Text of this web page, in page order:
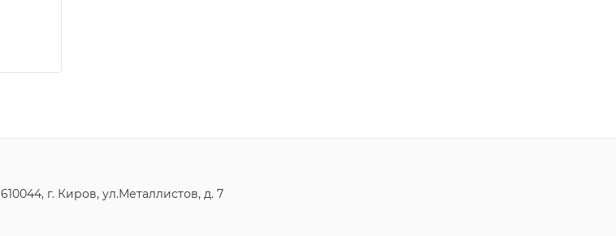
610044, г. Киров, ул.Металлистов, д. 7